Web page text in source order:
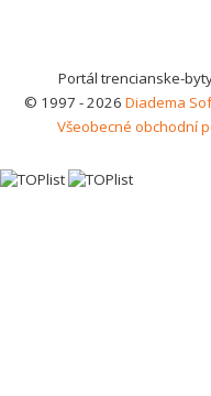
Portál trencianske-
© 1997 - 2026 Diadema
Všeobecné obchodní